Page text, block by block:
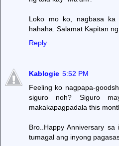
Loko mo ko, nagbasa ka
hahaha. Salamat Kapitan
Reply
Kablogie 5:52 PM
Feeling ko nagpapa-
siguro noh? Siguro
makakapagpadala this
Bro..Happy Anniversary
tumagal ang inyong